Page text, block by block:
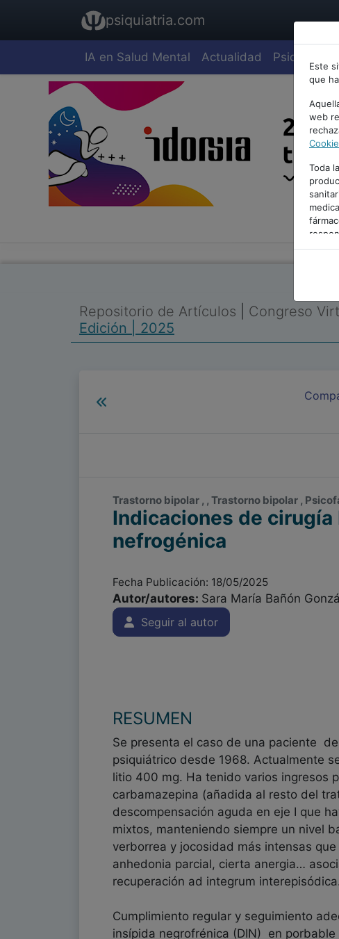
psiquiatria.com
IA en Salud Mental Actualidad Psiquiatría
Este
que
web
Toda
Repositorio de Artículos Congreso
Edición | 2025
Trastorno bipolar , , Trastorno bipolar ,
Indicaciones de
nefrogénica
Fecha Publicación: 18/05/2025
Autor/autores: Sara María Bañón
Seguir al autor
RESUMEN
Se presenta el caso de una paciente
psiquiátrico desde 1968. Actualmente
litio 400 mg. Ha tenido varios ingresos
carbamazepina (añadida al resto del
descompensación aguda en eje I que
mixtos, manteniendo siempre un nivel
verborrea y jocosidad más intensas
anhedonia parcial, cierta anergia…
recuperación ad integrum interepisódica.
Cumplimiento regular y seguimiento
insípida negrofrénica (DIN) en